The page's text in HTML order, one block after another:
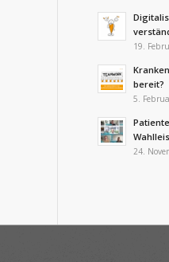
19.
bereit?
5.
24.